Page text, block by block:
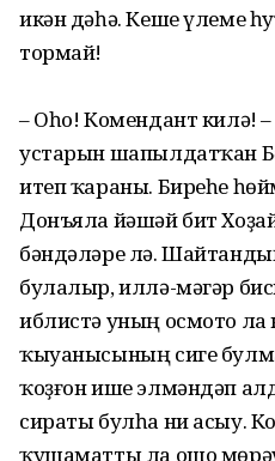
икән дәһә. Кеше үлеме
тормай!
– Оһо! Комендант килә!
устарын шапылдатҡан
итеп ҡараны. Биреһе
Донъяла йәшәй бит
бәндәләре лә.
булалыр, иллә-мәгәр
иблистә уның осмото
ҡыуанысының сиге
ҡоҙғон ише элмәндәп
сираты булһа ни асыу.
ҡушаматты ла ошо